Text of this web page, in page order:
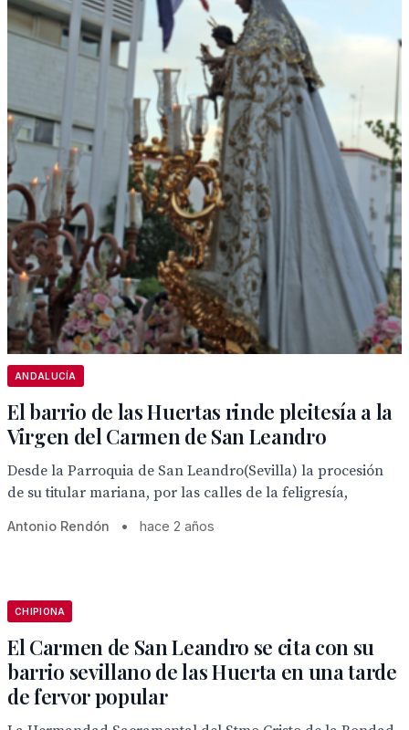
ANDALUCÍA
El barrio de las Huertas rinde pleitesía a la
Virgen del Carmen de San Leandro
Desde la Parroquia de San Leandro(Sevilla) la procesión
de su titular mariana, por las calles de la feligresía,
Antonio Rendón • hace 2 años
CHIPIONA
El Carmen de San Leandro se cita con su
barrio sevillano de las Huerta en una tarde
de fervor popular